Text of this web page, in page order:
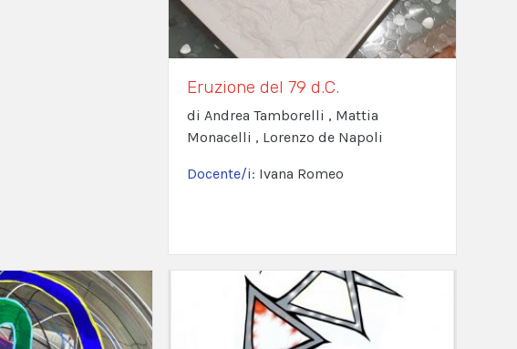
Eruzione del 79 d.C.
di Andrea Tamborelli , Mattia
Monacelli , Lorenzo de Napoli
Docente/i: Ivana Romeo